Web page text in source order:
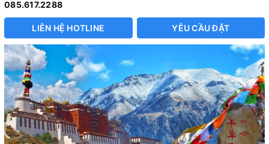
085.617.2288
LIÊN HỆ HOTLINE YÊU CẦU ĐẶT